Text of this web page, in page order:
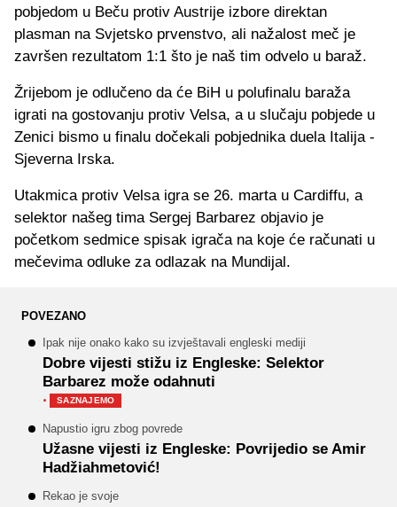
pobjedom u Beču protiv Austrije izbore direktan
plasman na Svjetsko prvenstvo, ali nažalost meč je
završen rezultatom 1:1 što je naš tim odvelo u baraž.
Žrijebom je odlučeno da će BiH u polufinalu baraža
igrati na gostovanju protiv Velsa, a u slučaju pobjede u
Zenici bismo u finalu dočekali pobjednika duela Italija -
Sjeverna Irska.
Utakmica protiv Velsa igra se 26. marta u Cardiffu, a
selektor našeg tima Sergej Barbarez objavio je
početkom sedmice spisak igrača na koje će računati u
mečevima odluke za odlazak na Mundijal.
POVEZANO
Ipak nije onako kako su izvještavali engleski mediji
Dobre vijesti stižu iz Engleske: Selektor
Barbarez može odahnuti
· SAZNAJEMO
Napustio igru zbog povrede
Užasne vijesti iz Engleske: Povrijedio se Amir
Hadžiahmetović!
Rekao je svoje